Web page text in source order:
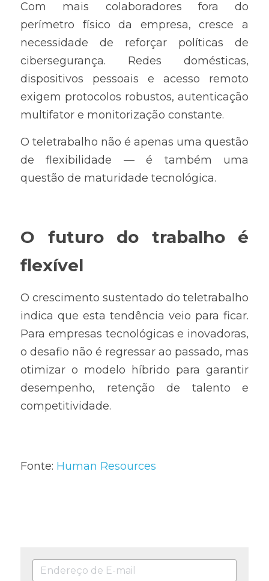
Com mais colaboradores fora do
perímetro físico da empresa, cresce a
necessidade de reforçar políticas de
cibersegurança. Redes domésticas,
dispositivos pessoais e acesso remoto
exigem protocolos robustos, autenticação
multifator e monitorização constante.
O teletrabalho não é apenas uma questão
de flexibilidade — é também uma
questão de maturidade tecnológica.
O futuro do trabalho é
flexível
O crescimento sustentado do teletrabalho
indica que esta tendência veio para ficar.
Para empresas tecnológicas e inovadoras,
o desafio não é regressar ao passado, mas
otimizar o modelo híbrido para garantir
desempenho, retenção de talento e
competitividade.
Fonte: Human Resources